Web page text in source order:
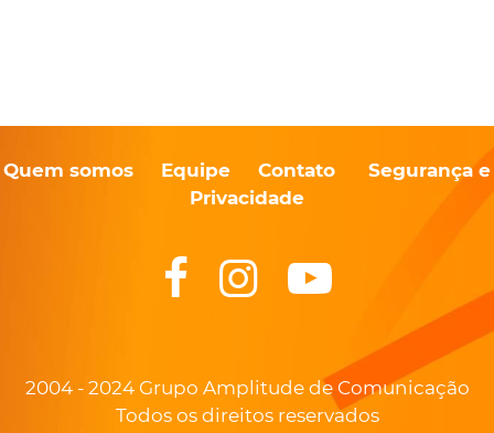
Quem somos Equipe Contato
Segurança e
Privacidade
2004 - 2024 Grupo Amplitude de Comunicação
Todos os direitos reservados